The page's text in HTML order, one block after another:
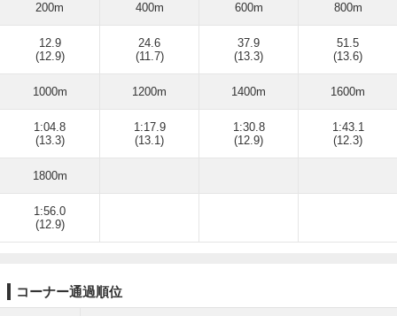
200m 400m 600m 800m
12.9
(12.9)
24.6
(11.7)
37.9
(13.3)
51.5
(13.6)
1000m 1200m 1400m 1600m
1:04.8
(13.3)
1:17.9
(13.1)
1:30.8
(12.9)
1:43.1
(12.3)
1800m
1:56.0
(12.9)
コーナー通過順位